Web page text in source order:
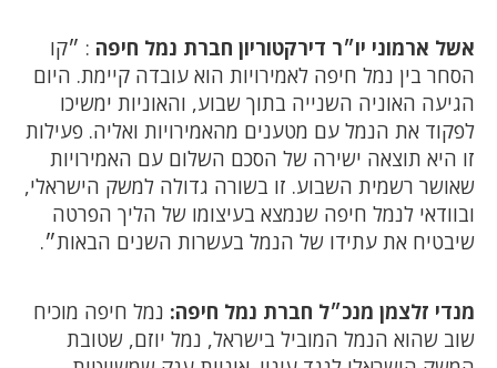
אשל ארמוני יו״ר דירקטוריון חברת נמל חיפה : ״קו
הסחר בין נמל חיפה לאמירויות הוא עובדה קיימת. היום
הגיעה האוניה השנייה בתוך שבוע, והאוניות ימשיכו
לפקוד את הנמל עם מטענים מהאמירויות ואליה. פעילות
זו היא תוצאה ישירה של הסכם השלום עם האמירויות
שאושר רשמית השבוע. זו בשורה גדולה למשק הישראלי,
ובוודאי לנמל חיפה שנמצא בעיצומו של הליך הפרטה
שיבטיח את עתידו של הנמל בעשרות השנים הבאות״.
מנדי זלצמן מנכ״ל חברת נמל חיפה: נמל חיפה מוכיח
שוב שהוא הנמל המוביל בישראל, נמל יוזם, שטובת